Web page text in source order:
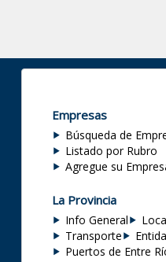
Empresas
Búsqueda de
Listado por Rubro
Agregue su
La Provincia
Info General
Transporte
Puertos de Entre